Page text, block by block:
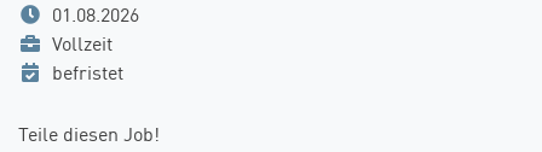
01.08.2026
Vollzeit
befristet
Teile diesen Job!